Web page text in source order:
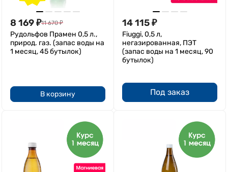
8 169₽11 670 ₽
Рудольфов Прамен 0,5 л.,
природ. газ. (запас воды на
1 месяц, 45 бутылок)
В корзину
14 115₽
Fiuggi, 0,5 л,
негазированная, ПЭТ
(запас воды на 1 месяц, 90
бутылок)
Под заказ